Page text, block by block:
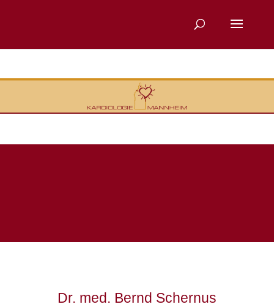
Dr. med. Bernd Schernus